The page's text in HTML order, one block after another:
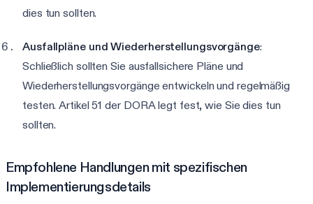
dies tun sollten.
Ausfallpläne und Wiederherstellungsvorgänge:
Schließlich sollten Sie ausfallsichere Pläne und
Wiederherstellungsvorgänge entwickeln und regelmäßig
testen. Artikel 51 der DORA legt fest, wie Sie dies tun
sollten.
Empfohlene Handlungen mit spezifischen
Implementierungsdetails